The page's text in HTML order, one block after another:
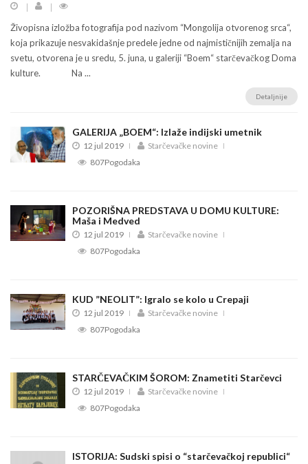
Živopisna izložba fotografija pod nazivom “Mongolija otvorenog srca“,
koja prikazuje nesvakidašnje predele jedne od najmističnijih zemalja na
svetu, otvorena je u sredu, 5. juna, u galeriji “Boem“ starčevačkog Doma
kulture. Na ...
Detaljnije
GALERIJA „BOEM“: Izlaže indijski umetnik
12 jul 2019
Starčevačke novine
807Pogodaka
POZORIŠNA PREDSTAVA U DOMU KULTURE:
Maša i Medved
12 jul 2019
Starčevačke novine
807Pogodaka
KUD ”NEOLIT”: Igralo se kolo u Crepaji
12 jul 2019
Starčevačke novine
807Pogodaka
STARČEVAČKIM ŠOROM: Znametiti Starčevci
12 jul 2019
Starčevačke novine
807Pogodaka
ISTORIJA: Sudski spisi o “starčevačkoj republici“